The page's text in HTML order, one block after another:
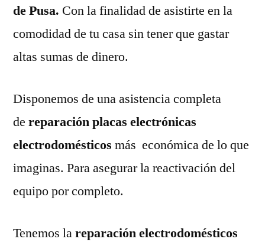
de Pusa. Con la finalidad de asistirte en la
comodidad de tu casa sin tener que gastar
altas sumas de dinero.
Disponemos de una asistencia completa
de reparación placas electrónicas
electrodomésticos más económica de lo que
imaginas. Para asegurar la reactivación del
equipo por completo.
Tenemos lareparación electrodomésticos